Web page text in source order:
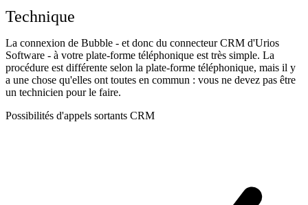
Technique
La connexion de Bubble - et donc du connecteur CRM d'Urios
Software - à votre plate-forme téléphonique est très simple. La
procédure est différente selon la plate-forme téléphonique, mais il y
a une chose qu'elles ont toutes en commun : vous ne devez pas être
un technicien pour le faire.
Possibilités d'appels sortants CRM